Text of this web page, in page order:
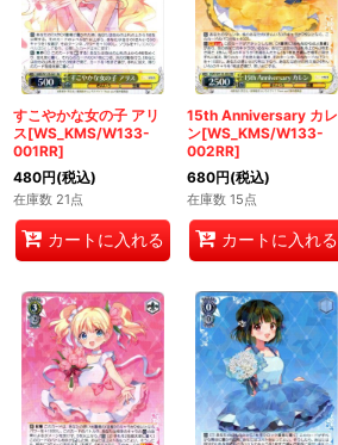
すこやかな女の子 アリ
ス[WS_KMS/W133-
001RR]
480円(税込)
在庫数 21点
カートに入れる
15th Anniversary カレ
ン[WS_KMS/W133-
002RR]
680円(税込)
在庫数 15点
カートに入れる